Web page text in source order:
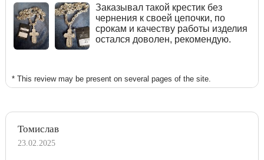
Заказывал такой крестик без
чернения к своей цепочки, по
срокам и качеству работы изделия
остался доволен, рекомендую.
* This review may be present on several pages of the site.
Томислав
23.02.2025